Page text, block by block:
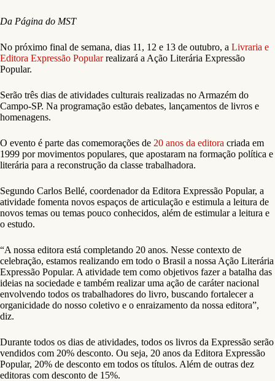
Da Página do MST
No próximo final de semana, dias 11, 12 e 13 de outubro, a Livraria e
Editora Expressão Popularrealizará a Ação Literária Expressão
Popular.
Serão três dias de atividades culturais realizadas no Armazém do
Campo-SP. Na programação estão debates, lançamentos de livros e
homenagens.
O evento é parte das comemorações de 20 anos da editora criada em
1999 por movimentos populares, que apostaram na formação política e
literária para a reconstrução da classe trabalhadora.
Segundo Carlos Bellé, coordenador da Editora Expressão Popular, a
atividade fomenta novos espaços de articulação e estimula a leitura de
novos temas ou temas pouco conhecidos, além de estimular a leitura e
o estudo.
“A nossa editora está completando 20 anos. Nesse contexto de
celebração, estamos realizando em todo o Brasil a nossa Ação Literária
Expressão Popular. A atividade tem como objetivos fazer a batalha das
ideias na sociedade e também realizar uma ação de caráter nacional
envolvendo todos os trabalhadores do livro, buscando fortalecer a
organicidade do nosso coletivo e o enraizamento da nossa editora”,
diz.
Durante todos os dias de atividades, todos os livros da Expressão serão
vendidos com 20% desconto. Ou seja, 20 anos da Editora Expressão
Popular, 20% de desconto em todos os títulos. Além de outras dez
editoras com desconto de 15%.